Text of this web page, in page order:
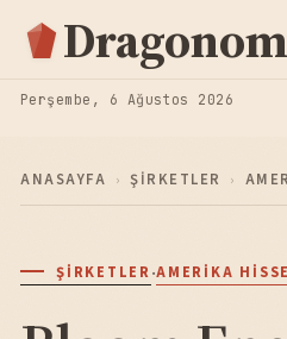
Perşembe, 6 Ağustos 2026
ANASAYFA › ŞIRKETLER ›
ŞIRKETLER·AMERIKA